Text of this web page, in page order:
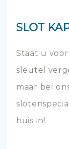
SLOT
Staat u
sleutel
maar bel
huis in!